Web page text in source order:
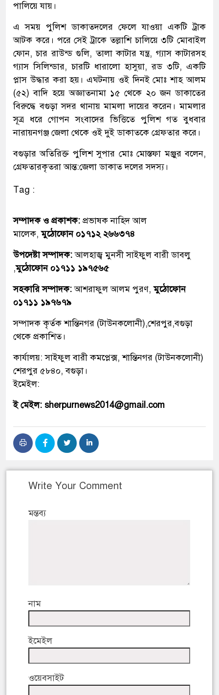
পালিয়ে যায়।
এ সময় পুলিশ ডাকাতদলের ফেলে যাওয়া একটি ট্রাক
আটক করে। পরে সেই ট্রাকে তল্লাশি চালিয়ে ৩টি মোবাইল
ফোন, চার রাউন্ড গুলি, তালা কাটার যন্ত্র, গ্যাস কাটারসহ
গ্যাস সিলিন্ডার, চারটি ধারালো হাসুয়া, রড ৩টি, একটি
প্লাস উদ্ধার করা হয়। এঘটনায় ওই দিনই মোঃ শাহ আলম
(৫২) বাদি হয়ে অজ্ঞাতনামা ১৫ থেকে ২০ জন ডাকাতের
বিরুদ্ধে বগুড়া সদর থানায় মামলা দায়ের করেন। মামলার
সূত্র ধরে গোপন সংবাদের ভিত্তিতে পুলিশ গত বুধবার
নারায়নগঞ্জ জেলা থেকে ওই দুই ডাকাতকে গ্রেফতার করে।
বগুড়ার অতিরিক্ত পুলিশ সুপার মোঃ মোস্তফা মঞ্জুর বলেন,
গ্রেফতারকৃতরা আন্ত:জেলা ডাকাত দলের সদস্য।
Tag :
সম্পাদক ও প্রকাশক: প্রভাষক নাহিদ আল
মালেক,মুঠোফোন ০১৭১২ ২৬৬৩৭৪
উপদেষ্টা সম্পাদক:আলহাজ্ব মুনসী সাইফুল বারী ডাবলু
,মুঠোফোন ০১৭১১ ১৯৭৫৬৫
সহকারি সম্পাদক:আশরাফুল আলম পুরণ,মুঠোফোন
০১৭১১ ১৯৭৬৭৯
সম্পাদক কৃর্তক শান্তিনগর (টাউনকলোনী),শেরপুর,বগুড়া
থেকে প্রকাশিত।
কার্যালয়: সাইফুল বারী কমপ্লেক্স, শান্তিনগর (টাউনকলোনী)
শেরপুর ৫৮৪০, বগুড়া।
ইমেইল:
ই মেইল: sherpurnews2014@gmail.com
Write Your Comment
মন্তব্য
নাম
ইমেইল
ওয়েবসাইট